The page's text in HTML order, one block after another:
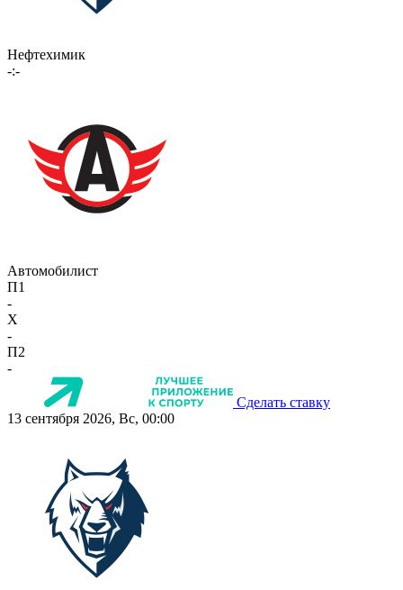
Нефтехимик
-:-
Автомобилист
П1
-
X
-
П2
-
Сделать ставку
13 сентября 2026, Вс, 00:00